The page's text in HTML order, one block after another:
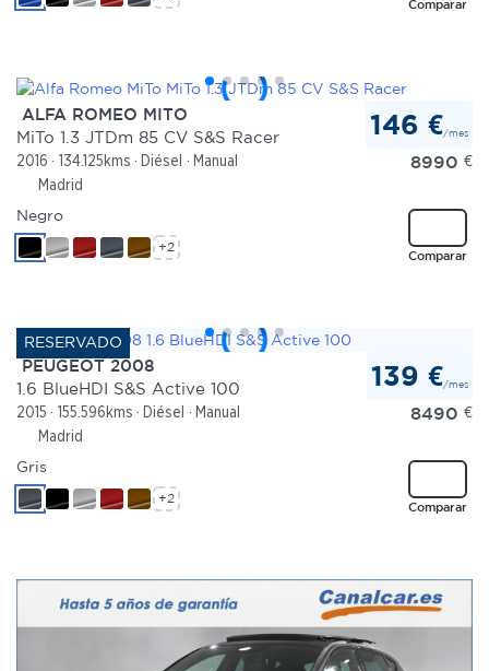
Comparar
ALFA ROMEO MITO
MiTo 1.3 JTDm 85 CV S&S Racer
2016 134.125kms Diésel
Manual
Madrid
146 €/mes
8990 €
Comparar
Negro
+2
PEUGEOT 2008
1.6 BlueHDI S&S Active 100
2015 155.596kms Diésel
Manual
Madrid
139 €/mes
8490 €
Comparar
Gris
+2